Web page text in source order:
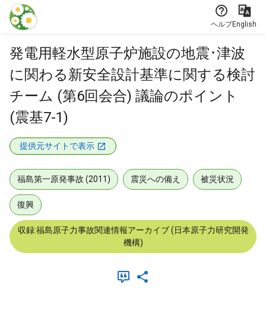
本文に飛ぶ
ヘルプEnglish
発電用軽水型原子炉施設の地震･津波
に関わる新安全設計基準に関する検討
チーム (第6回会合) 議論のポイント
(震基7-1)
提供元サイトで表示
福島第一原発事故 (2011) 震災への備え 被災状況
復興
収録:福島原子力事故関連情報アーカイブ (日本原子力研究開発
機構)